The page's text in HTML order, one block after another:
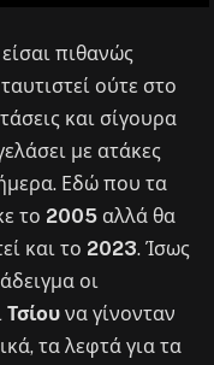
πιθανώς
ούτε στο
και σίγουρα
με ατάκες
Εδώ που τα
το 2005 αλλά θα
και το 2023. Ίσως
οι
Τσίου να γίνονταν
τα λεφτά για τα